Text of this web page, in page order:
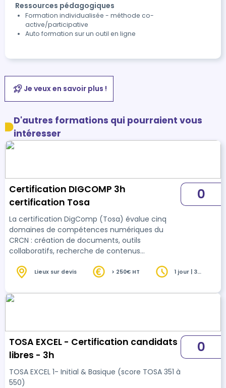
Ressources pédagogiques
Formation individualisée - méthode co-
active/participative
Auto formation sur un outil en ligne
Je veux en savoir plus !
D'autres formations qui pourraient vous
intéresser
Certification DIGCOMP 3h
certification Tosa
La certification DigComp (Tosa) évalue cinq
domaines de compétences numériques du
CRCN : création de documents, outils
collaboratifs, recherche de contenus
données et résolution de problèmes techniques.
0
Lieux sur devis > 250€ HT
1 jour | 3
TOSA EXCEL - Certification candidats
libres - 3h
TOSA EXCEL 1- Initial & Basique (score TOSA 351 à
550)
0